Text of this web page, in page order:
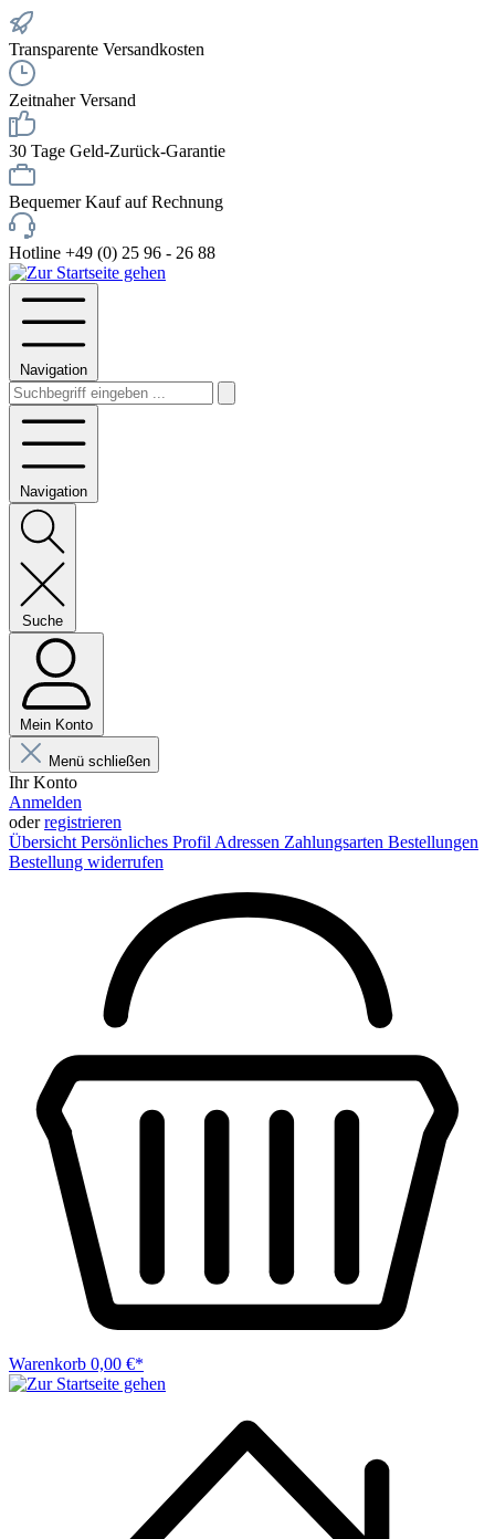
Transparente Versandkosten
Zeitnaher Versand
30 Tage Geld-Zurück-Garantie
Bequemer Kauf auf Rechnung
Hotline +49 (0) 25 96 - 26 88
Navigation
Navigation
Suche
Mein Konto
Menü schließen
Ihr Konto
Anmelden
oderregistrieren
Übersicht Persönliches Profil Adressen Zahlungsarten Bestellungen
Bestellung widerrufen
Warenkorb 0,00 €*